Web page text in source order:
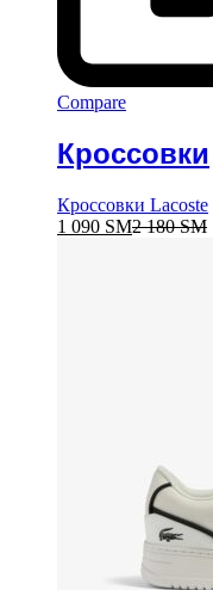
Compare
Кроссовки
Кроссовки Lacoste
1 090 ЅМ2 180ЅМ